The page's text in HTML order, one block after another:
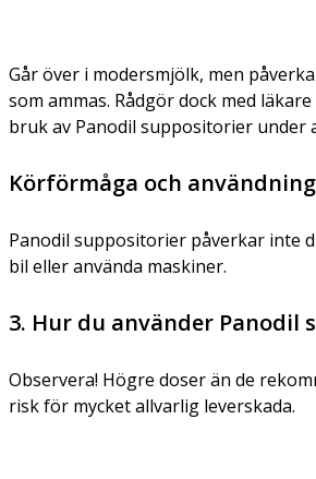
Går över i modersmjölk, men
som ammas. Rådgör dock med
bruk av Panodil suppositorier under
Körförmåga och
Panodil suppositorier påverkar inte
bil eller använda maskiner.
3. Hur du använder Panodil
Observera! Högre doser än de
risk för mycket allvarlig leverskada.